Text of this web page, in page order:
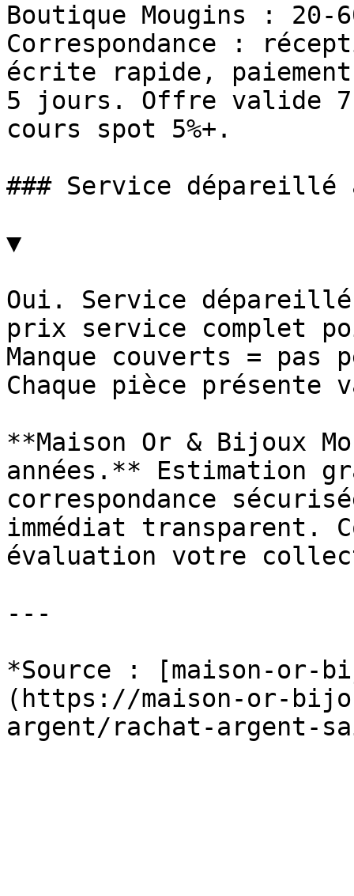
Boutique Mougins : 20-
Correspondance :
écrite rapide,
5 jours. Offre valide 7
cours spot 5%+.
### Service dépareillé
▼
Oui. Service dépareillé
prix service complet
Manque couverts =
Chaque pièce
**Maison Or & Bijoux
années.** Estimation
correspondance
immédiat transparent.
évaluation votre
---
*Source : [maison-or-
(https://maison-or-